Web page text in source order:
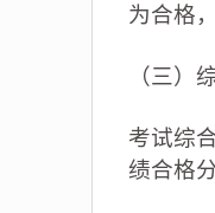
为合格
（三）
考试综
绩合格